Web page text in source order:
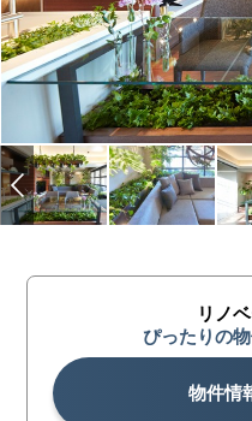
リノ
ぴったりの
物件情